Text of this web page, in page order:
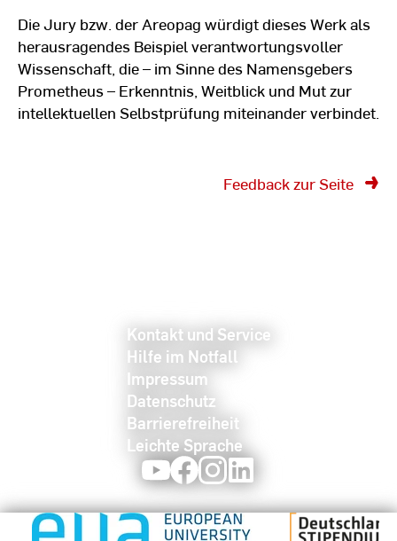
Die Jury bzw. der Areopag würdigt dieses Werk als
herausragendes Beispiel verantwortungsvoller
Wissenschaft, die – im Sinne des Namensgebers
Prometheus – Erkenntnis, Weitblick und Mut zur
intellektuellen Selbstprüfung miteinander verbindet.
Feedback zur Seite
Kontakt und Service
Hilfe im Notfall
Impressum
Datenschutz
Barrierefreiheit
Leichte Sprache
YoutubeFacebookInstagram